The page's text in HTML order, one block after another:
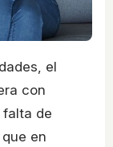
el
con
falta de
en